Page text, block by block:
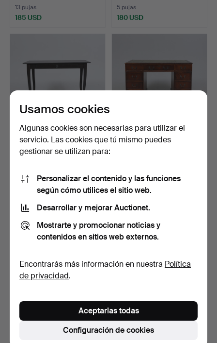
13 pujas
185 USD
5 pujas
180 USD
UN ESCRITORIO,
«Leksvik», Ikea.
174 USD
DESK, Inglaterra, Avonex.
170 USD
TOCADOR con herrajes de
Subastado 1 dic 2025
ESCRITORIO, años
1950/60.
Subastado 29 may 2026
14 pujas
Usamos cookies
Algunas cookies son necesarias para utilizar el
servicio. Las cookies que tú mismo puedes
gestionar se utilizan para:
Personalizar el contenido y las funciones
según cómo utilices el sitio web.
Desarrollar y mejorar Auctionet.
Mostrarte y promocionar noticias y
contenidos en sitios web externos.
Encontrarás más información en nuestra Política
de privacidad.
Configuración de cookies
Aceptarlas todas